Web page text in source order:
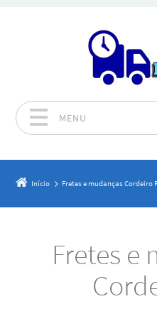
MENU
Início Fretes e mudanças Cordeiro
Fretes e